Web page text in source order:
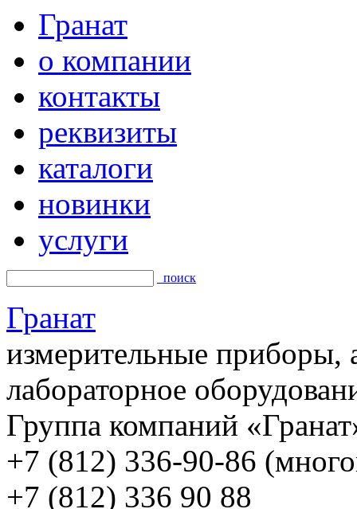
Гранат
о компании
контакты
реквизиты
каталоги
новинки
услуги
поиск
Гранат
измерительные приборы,
лабораторное
Группа компаний
+7 (812) 336-90-86
+7 (812) 336 90 88